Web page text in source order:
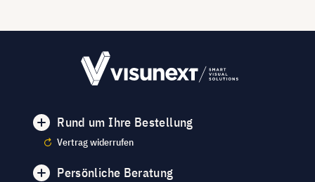
Rund um Ihre Bestellung
Vertrag widerrufen
Persönliche Beratung